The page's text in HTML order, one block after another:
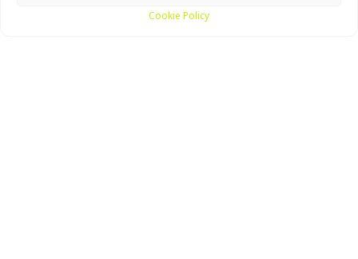
Cookie Policy